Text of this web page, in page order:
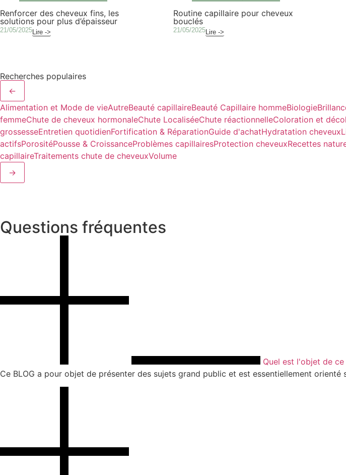
Renforcer des cheveux fins, les
solutions pour plus d’épaisseur
21/05/2025 Lire ->
Routine capillaire pour cheveux
bouclés
21/05/2025Lire ->
Recherches populaires
←
Alimentation et Mode de vieAutreBeauté capillaireBeauté Capillaire hommeBiologie
femmeChute de cheveux hormonaleChute LocaliséeChute réactionnelleColoration et
grossesseEntretien quotidienFortification & RéparationGuide d'achatHydratation cheveux
actifsPorositéPousse & CroissanceProblèmes capillairesProtection cheveuxRecettes
capillaireTraitements chute de cheveuxVolume
→
Questions fréquentes
Quel est l'objet de ce
Ce BLOG a pour objet de présenter des sujets grand public et est essentiellement